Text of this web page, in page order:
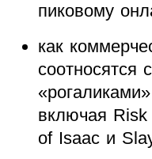
пиковому
как
соотносятся
включая
of Isaac и